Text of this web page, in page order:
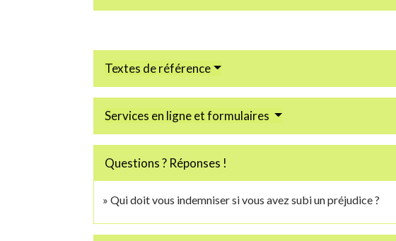
Textes de référence
Services en ligne et formulaires
Questions ? Réponses !
Qui doit vous indemniser si vous avez subi un préjudice ?